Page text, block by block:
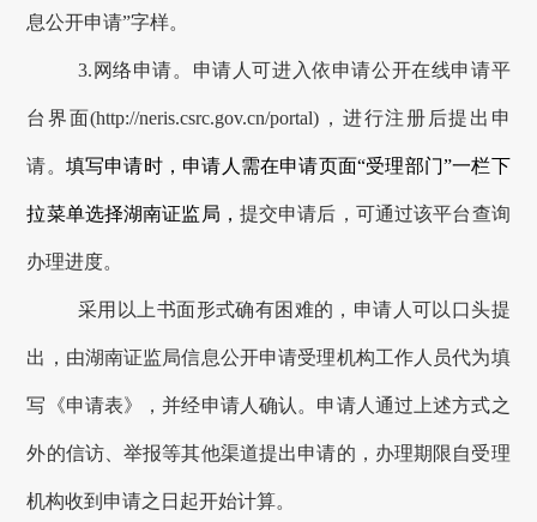
息公开申请”字样。
3.网络申请。申请人可进入依申请公开在线申请平
台界面(http://neris.csrc.gov.cn/portal) ，进行注册后提出申
请。 填写申请时，申请人 需在申请页面“受理部门”一栏下
拉菜单选择湖南证监局， 提交申请后 ， 可通过该平台查询
办理进度。
采用以上书面形式确有困难的，申请人可以口头提
出，由湖南证监局信息公开申请受理机构工作人员代为填
写《申请表》，并经申请人确认。 申请人通过上述方式之
外的信访、举报等其他渠道提出申请的，办理期限自受理
机构收到申请之日起开始计算。